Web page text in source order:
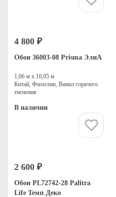
4 800 ₽
Обои 36003-08 Prisma ЭлиА
1,06 м х 10,05 м
Китай, Флизелин, Винил горячего
тиснения
В наличии
2 600 ₽
Обои PL72742-28 Palitra
Life Темп Деко